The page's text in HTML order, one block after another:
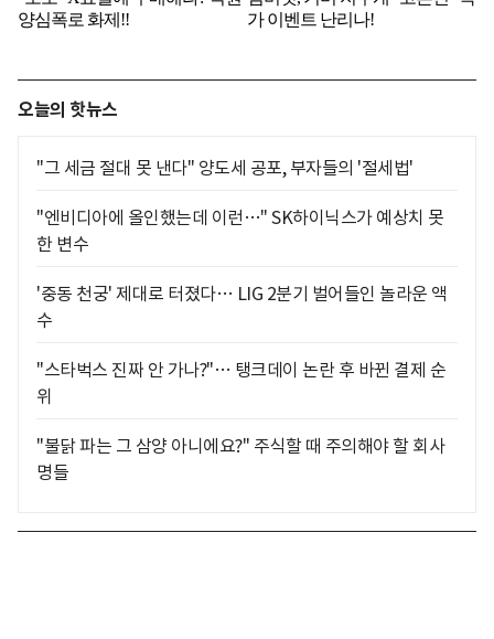
오늘의 핫뉴스
"그 세금 절대 못 낸다" 양도세 공포, 부자들의 '절세법'
"엔비디아에 올인했는데 이런…" SK하이닉스가 예상치 못
한 변수
'중동 천궁' 제대로 터졌다… LIG 2분기 벌어들인 놀라운 액
수
"스타벅스 진짜 안 가나?"… 탱크데이 논란 후 바뀐 결제 순
위
"불닭 파는 그 삼양 아니에요?" 주식할 때 주의해야 할 회사
명들